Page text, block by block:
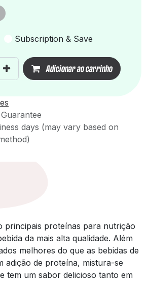
Subscription & Save
Adicionar ao carrinho
days (may vary based on
principais proteínas para nutrição
da mais alta qualidade. Além
melhores do que as bebidas de
adição de proteína, mistura-se
tem um sabor delicioso tanto em